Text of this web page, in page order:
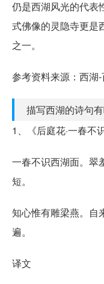
仍是西湖风光的代表
式佛像的灵隐寺更是
之一。
参考资料来源：西湖
描写西湖的诗句
1、《后庭花·一春不
一春不识西湖面。翠
短。
知心惟有雕梁燕。自
遍。
译文